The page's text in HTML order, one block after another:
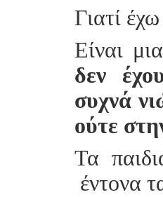
Γιατί
Είναι
δεν
συχνά
ούτε
Τα
έντονα